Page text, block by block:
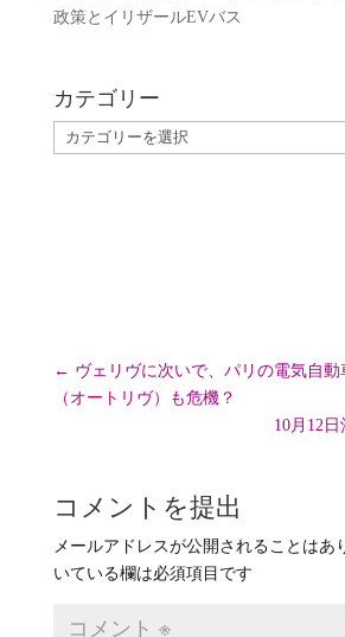
政策とイリザールEVバス
カテゴリー
カ
← ヴェリヴに次いで、パリの電気自
（オートリヴ）も危機？
10月12
コメントを提出
メールアドレスが公開されることはあ
いている欄は必須項目です